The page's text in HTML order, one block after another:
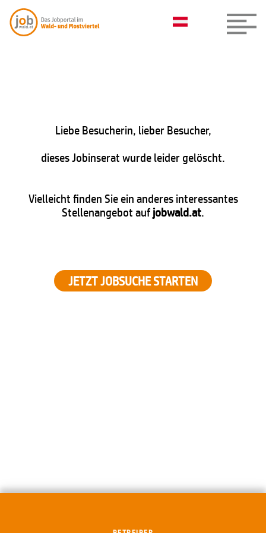
Liebe Besucherin, lieber Besucher,
dieses Jobinserat wurde leider gelöscht.
Vielleicht finden Sie ein anderes interessantes
Stellenangebot aufjobwald.at.
JETZT JOBSUCHE STARTEN